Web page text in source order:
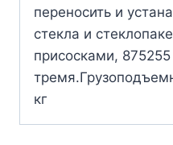
переносить и
стекла и
присосками, 875255
кг